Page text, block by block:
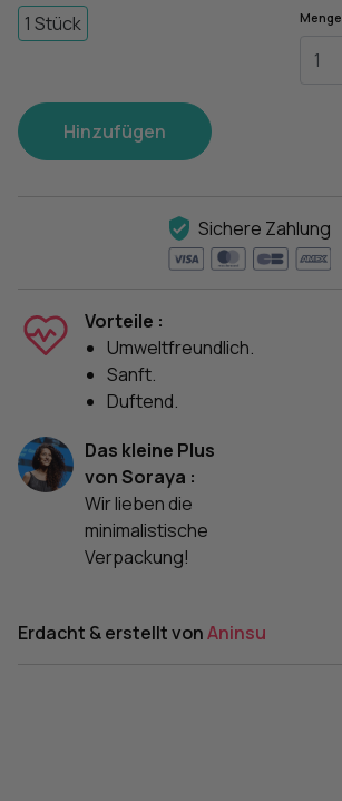
1 Stück Menge
Hinzufügen
Sichere Zahlung
Vorteile :
Umweltfreundlich.
Sanft.
Duftend.
Das kleine Plus
von Soraya :
Wir lieben die
minimalistische
Verpackung!
Erdacht & erstellt vonAninsu